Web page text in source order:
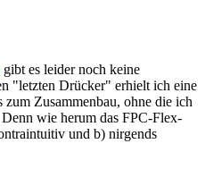
gibt es leider noch keine
"letzten Drücker" erhielt ich eine
Zusammenbau, ohne die ich
wie herum das FPC-Flex-
und b) nirgends